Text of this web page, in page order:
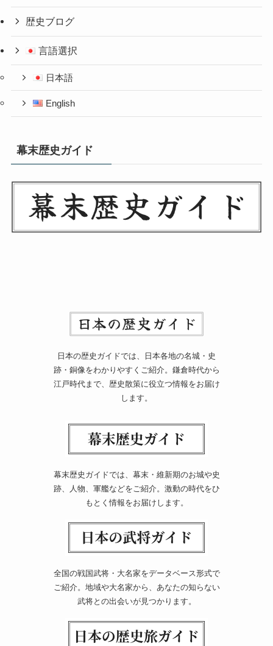
歴史ブログ
言語選択
日本語
English
幕末歴史ガイド
日本の歴史ガイドでは、日本各地の名城・史
跡・銅像をわかりやすくご紹介。鎌倉時代から
江戸時代まで、歴史散策に役立つ情報をお届け
します。
幕末歴史ガイドでは、幕末・維新期のお城や史
跡、人物、軍艦などをご紹介。激動の時代をひ
もとく情報をお届けします。
全国の戦国武将・大名家をデータベース形式で
ご紹介。地域や大名家から、あなたの知らない
武将との出会いが見つかります。